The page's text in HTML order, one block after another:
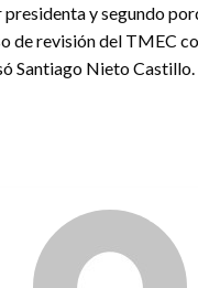
y segundo
de revisión del TMEC
Santiago Nieto Castillo.